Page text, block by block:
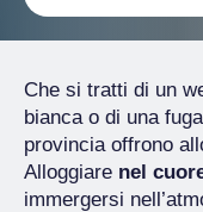
Che si tratti di un
bianca o di una
provincia offrono
Alloggiare nel
immergersi